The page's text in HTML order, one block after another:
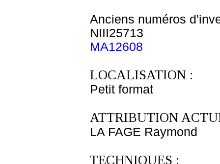
Anciens numéros
NIII25713
MA12608
LOCALISATION :
Petit format
ATTRIBUTION
LA FAGE Raymond
TECHNIQUES :